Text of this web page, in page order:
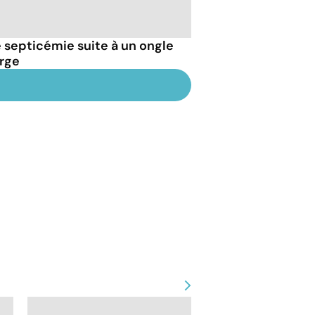
suite à un ongle